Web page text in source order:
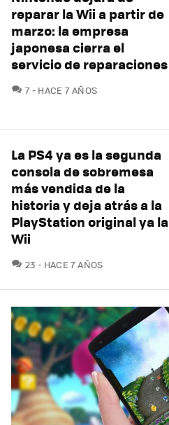
reparar la Wii a partir de
marzo: la empresa
japonesa cierra el
servicio de reparaciones
7COMENTARIOS
HACE 7 AÑOS
La PS4 ya es la segunda
consola de sobremesa
más vendida de la
historia y deja atrás a la
PlayStation original ya la
Wii
23 COMENTARIOS
HACE 7 AÑOS